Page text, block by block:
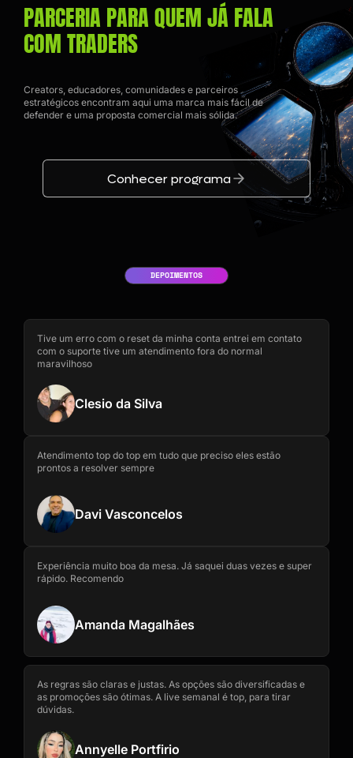
PARCERIA PARA QUEM JÁ FALA
COM TRADERS
Creators, educadores, comunidades e parceiros
estratégicos encontram aqui uma marca mais fácil de
defender e uma proposta comercial mais sólida.
Conhecer programa
DEPOIMENTOS
Tive um erro com o reset da minha conta entrei em contato
com o suporte tive um atendimento fora do normal
maravilhoso
Clesio da Silva
Atendimento top do top em tudo que preciso eles estão
prontos a resolver sempre
Davi Vasconcelos
Experiência muito boa da mesa. Já saquei duas vezes e super
rápido. Recomendo
Amanda Magalhães
As regras são claras e justas. As opções são diversificadas e
as promoções são ótimas. A live semanal é top, para tirar
dúvidas.
Annyelle Portfirio